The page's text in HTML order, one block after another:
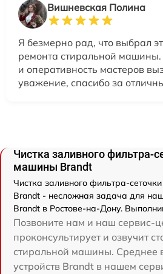
Вишневская Полина
Я безмерно рад, что выбрал
ремонта стиральной
и оперативность мастеров
уважение, спасибо за
Чистка заливного фильтра-
машины Brandt
Чистка заливного фильтра-
Brandt - несложная задача для
Brandt в Ростове-на-Дону.
Позвоните нам и наш сервис-
проконсультирует и озвучит
стиральной машины. Среднее
устройств Brandt в нашем